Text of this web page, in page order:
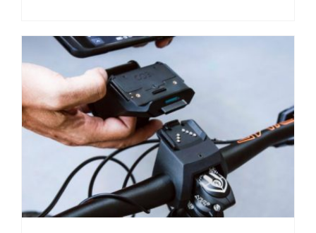
芯片测试高频方案
极致耐久下的高频测试，确保探针接触稳定，护航芯片良率